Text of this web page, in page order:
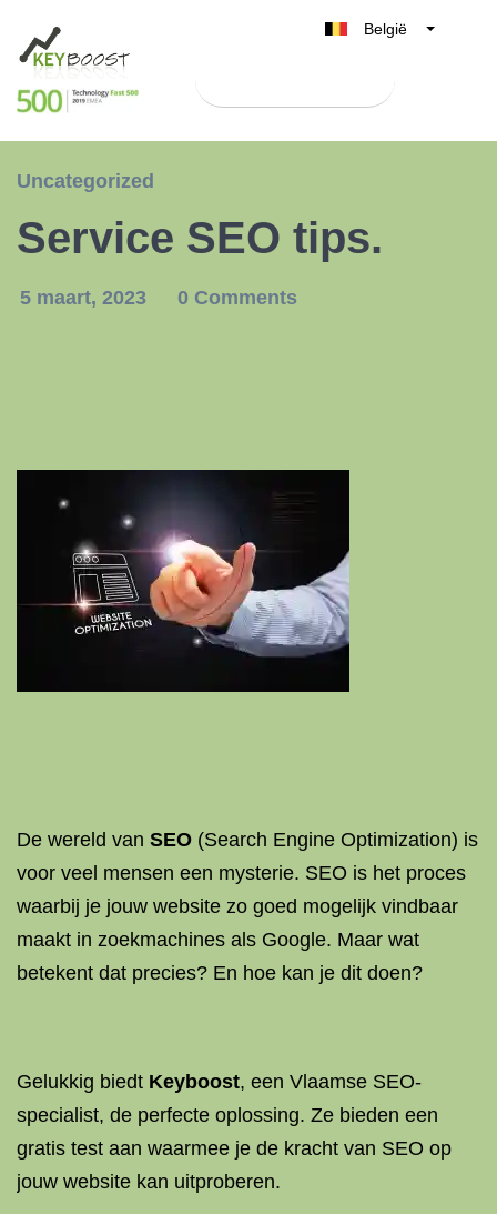
België
Nederland
Uncategorized
Service SEO tips.
5 maart, 2023 0 Comments
De wereld van SEO (Search Engine Optimization) is
voor veel mensen een mysterie. SEO is het proces
waarbij je jouw website zo goed mogelijk vindbaar
maakt in zoekmachines als Google. Maar wat
betekent dat precies? En hoe kan je dit doen?
Gelukkig biedt Keyboost, een Vlaamse SEO-
specialist, de perfecte oplossing. Ze bieden een
gratis test aan waarmee je de kracht van SEO op
jouw website kan uitproberen.